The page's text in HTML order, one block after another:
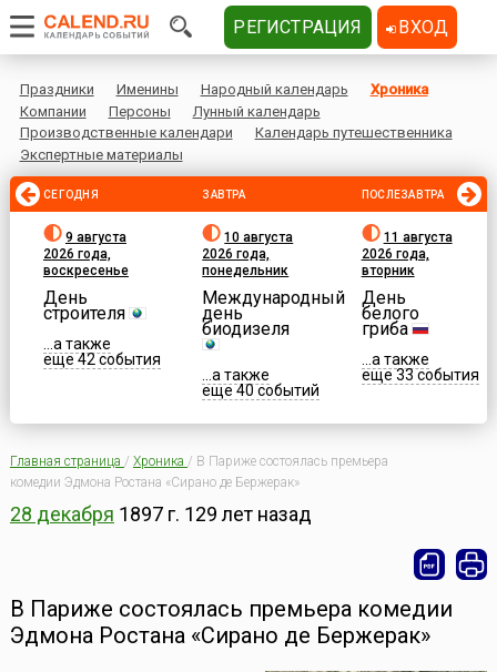
Праздники Именины Народный календарь
Хроника
Компании
Персоны
Лунный календарь
Производственные календари
Календарь путешественника
Экспертные материалы
СЕГОДНЯ
9 августа
2026 года,
воскресенье
День
строителя
...а также
еще 42 события
ЗАВТРА
10 августа
2026 года,
понедельник
Международный
день
биодизеля
...а также
еще 40 событий
ПОСЛЕЗАВТРА
11 августа
2026 года,
вторник
День
белого
гриба
...а также
еще 33 события
Главная страница / Хроника / В Париже состоялась премьера
комедии Эдмона Ростана «Сирано де Бержерак»
28 декабря 1897 г. 129 лет назад
В Париже состоялась премьера комедии
Эдмона Ростана «Сирано де Бержерак»
РЕГИСТРАЦИЯ ВХОД